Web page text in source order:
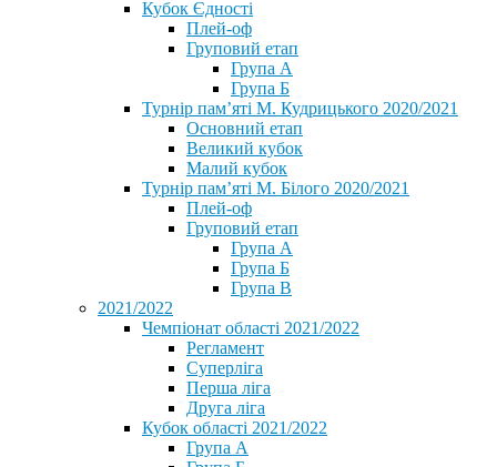
Кубок Єдності
Плей-оф
Груповий етап
Група А
Група Б
Турнір пам’яті М. Кудрицького 2020/2021
Основний етап
Великий кубок
Малий кубок
Турнір пам’яті М. Білого 2020/2021
Плей-оф
Груповий етап
Група А
Група Б
Група В
2021/2022
Чемпіонат області 2021/2022
Регламент
Суперліга
Перша ліга
Друга ліга
Кубок області 2021/2022
Група А